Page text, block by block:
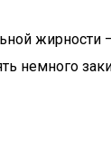
жирности
немного